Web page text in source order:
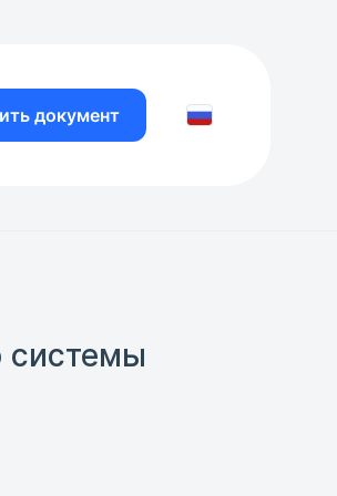
документ
системы